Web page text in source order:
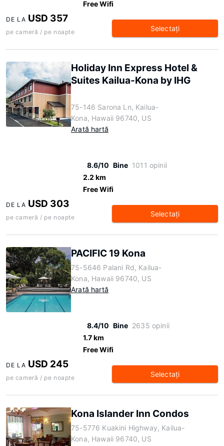
Free Wifi
DE LA USD 357
pe cameră / pe noapte Selectaţi
Holiday Inn Express Hotel &
Suites Kailua-Kona by IHG
75-146 Sarona Ln, Kailua-
Kona, Hawaii 96740, US
Arată hartă
8.6/10 Bine 1011 opinii
2.2 km
Free Wifi
DE LA USD 303
pe cameră / pe noapte Selectaţi
PACIFIC 19 Kona
75-5646 Palani Rd, Kailua-
Kona, Hawaii 96740, US
Arată hartă
8.4/10 Bine 2635 opinii
1.7 km
Free Wifi
DE LA USD 245
pe cameră / pe noapte Selectaţi
Kona Islander Inn Condos
75-5776 Kuakini Highway, Kailua-
Kona, Hawaii 96740, US